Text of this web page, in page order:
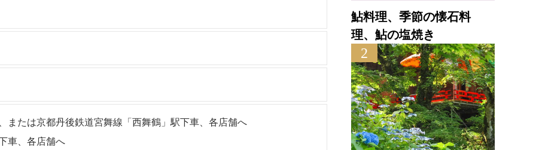
または京都丹後鉄道宮舞線「西舞鶴」駅下車、各店舗へ
車、各店舗へ
鮎料理、季節の懐石料
理、鮎の塩焼き
2